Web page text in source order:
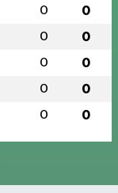
0 0
0 0
0 0
0 0
0 0